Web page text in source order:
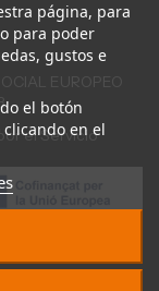
página, para
para poder
gustos e
el botón
clicando en el
EUROPEO
el Servicio